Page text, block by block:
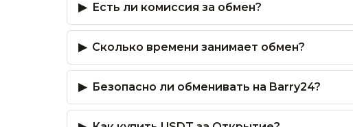
Есть ли комиссия за обмен?
Сколько времени занимает обмен?
Безопасно ли обменивать на Barry24?